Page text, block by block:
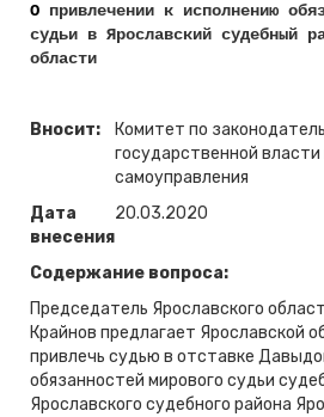
О привлечении к исполнению
судьи в Ярославский судебный
области
Вносит:
Комитет по
государственной власти
самоуправления
Дата
внесения
20.03.2020
Содержание вопроса:
Председатель Ярославского
Крайнов предлагает Ярославской
привлечь судью в отставке
обязанностей мирового судьи
Ярославского судебного района